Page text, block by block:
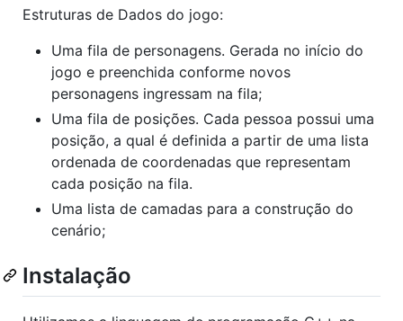
Estruturas de Dados do jogo:
Uma fila de personagens. Gerada no início do
jogo e preenchida conforme novos
personagens ingressam na fila;
Uma fila de posições. Cada pessoa possui uma
posição, a qual é definida a partir de uma lista
ordenada de coordenadas que representam
cada posição na fila.
Uma lista de camadas para a construção do
cenário;
Instalação